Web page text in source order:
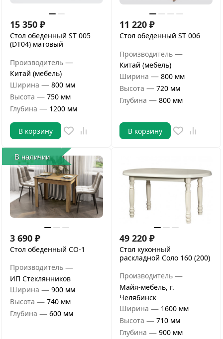
15 350 ₽
Стол обеденный ST 005
(DT04) матовый
Производитель —
Китай (мебель)
Ширина — 800 мм
Высота — 750 мм
Глубина — 1200 мм
В корзину
11 220 ₽
Стол обеденный ST 006
Производитель —
Китай (мебель)
Ширина — 800 мм
Высота — 720 мм
Глубина — 800 мм
В корзину
В наличии
3 690 ₽
Стол обеденный СО-1
Производитель —
ИП Стеклянников
Ширина — 900 мм
Высота — 740 мм
Глубина — 600 мм
49 220 ₽
Стол кухонный
раскладной Соло 160 (200)
Производитель —
Майя-мебель, г.
Челябинск
Ширина — 1600 мм
Высота — 710 мм
Глубина — 900 мм